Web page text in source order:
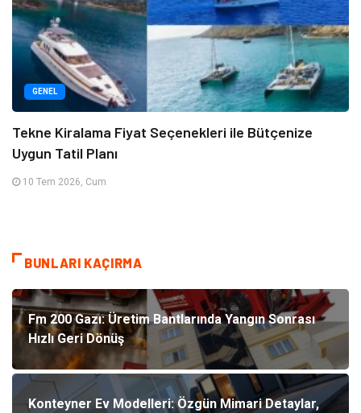
GENEL
Tekne Kiralama Fiyat Seçenekleri ile Bütçenize
Uygun Tatil Planı
10 Tem 2026, Cum
BUNLARI KAÇIRMA
Fm 200 Gazı: Üretim Bantlarında Yangın Sonrası
Hızlı Geri Dönüş
Konteyner Ev Modelleri: Özgün Mimari Detaylar,